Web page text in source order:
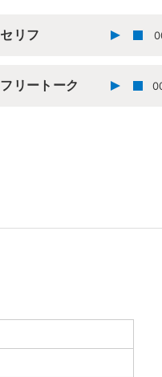
セリフ
フリートーク